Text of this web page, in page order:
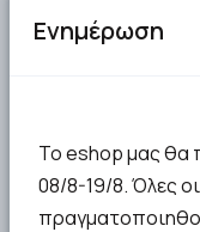
Ενημέρωση
Το eshop μας θα
08/8-19/8. Όλες